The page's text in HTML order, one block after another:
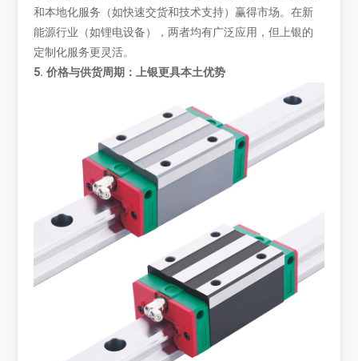
和本地化服务（如快速交货和技术支持）赢得市场。在新
能源行业（如锂电设备），两者均有广泛应用，但上银的
定制化服务更灵活。
5. 价格与供货周期：上银更具本土优势